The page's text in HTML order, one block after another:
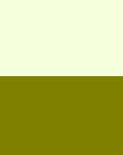
kan